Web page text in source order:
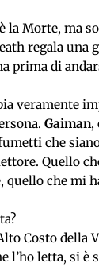
la Morte, ma
regala una
prima di
veramente
Gaiman,
che
Quello
quello che mi
Costo della
l’ho letta, si è